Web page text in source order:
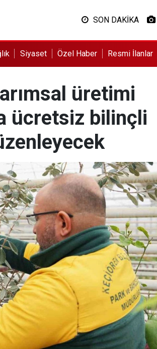
SON DAKİKA
Siyaset Özel Haber Resmi İlanlar
üretimi
ücretsiz bilinçli